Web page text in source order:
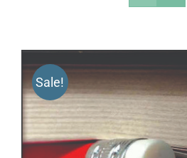
Sale!